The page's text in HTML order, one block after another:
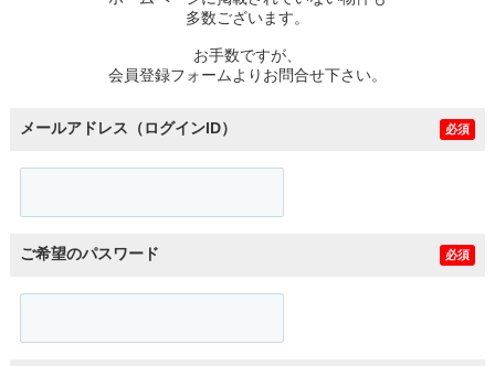
多数ございます。
お手数ですが、
会員登録フォームよりお問合せ下さい。
メールアドレス（ログインID） 必須
ご希望のパスワード 必須